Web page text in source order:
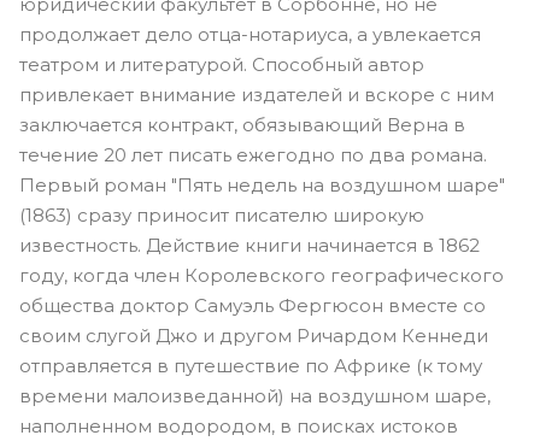
продолжает дело отца-нотариуса, а увлекается
театром и литературой. Способный автор
привлекает внимание издателей и вскоре с ним
заключается контракт, обязывающий Верна в
течение 20 лет писать ежегодно по два романа.
Первый роман "Пять недель на воздушном шаре"
(1863) сразу приносит писателю широкую
известность. Действие книги начинается в 1862
году, когда член Королевского географического
общества доктор Самуэль Фергюсон вместе со
своим слугой Джо и другом Ричардом Кеннеди
отправляется в путешествие по Африке (к тому
времени малоизведанной) на воздушном шаре,
наполненном водородом, в поисках истоков